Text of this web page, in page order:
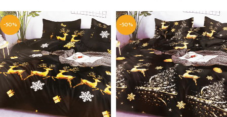
-50% -50%